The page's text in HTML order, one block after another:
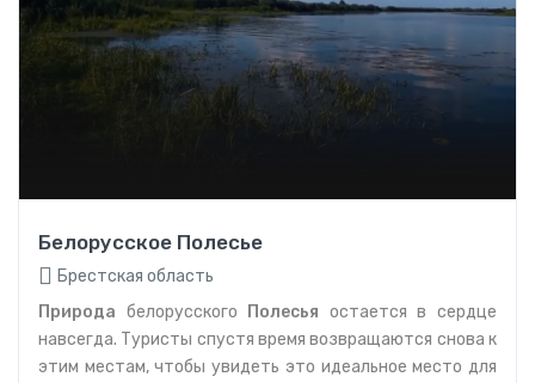
Белорусское Полесье
Брестская область
Природа белорусского Полесья остается в сердце
навсегда. Туристы спустя время возвращаются снова к
этим местам, чтобы увидеть это идеальное место для